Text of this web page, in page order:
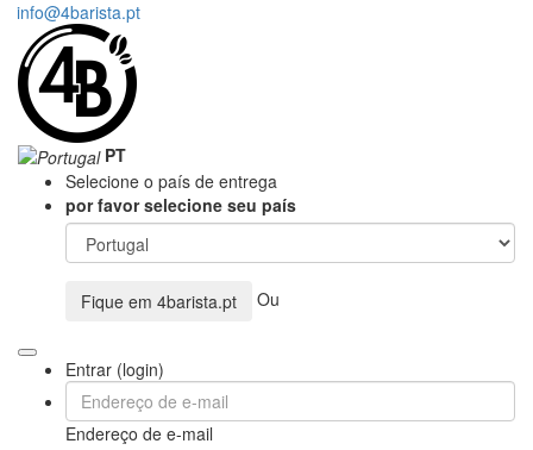
info@4barista.pt
PT
Selecione o país de entrega
por favor selecione seu país
Fique em 4barista.pt Ou
Entrar (login)
Endereço de e-mail